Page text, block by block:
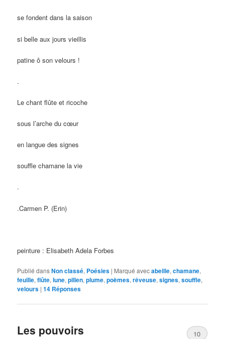
se fondent dans la saison
si belle aux jours vieillis
patine ô son velours !
.
Le chant flûte et ricoche
sous l’arche du cœur
en langue des signes
souffle chamane la vie
.
.Carmen P. (Erin)
peinture : Elisabeth Adela Forbes
Publié dansNon classé, Poésies | Marqué avecabeille,chamane,
feuille,flûte,lune,pillen,plume,poèmes,rêveuse,signes,souffle,
velours |14 Réponses
Les pouvoirs 10